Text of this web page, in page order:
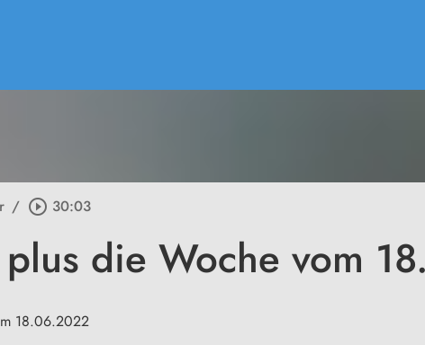
/ play_circle_outline 30:03
die Woche vom
18.06.2022